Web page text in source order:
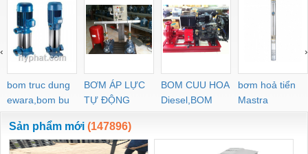
bom truc dung
ewara,bom bu
ewara
BƠM ÁP LỰC
TỰ ĐỘNG
BOM CUU HOA
Diesel,BOM
CHUA CHAY
bơm hoả tiển
Mastra
‹ ›
Sản phẩm mới (147896)